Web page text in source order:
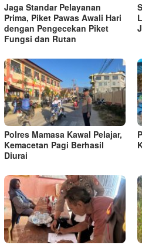
Jaga Standar Pelayanan
Prima, Piket Pawas Awali Hari
dengan Pengecekan Piket
Fungsi dan Rutan
Polres Mamasa Kawal Pelajar,
Kemacetan Pagi Berhasil
Diurai